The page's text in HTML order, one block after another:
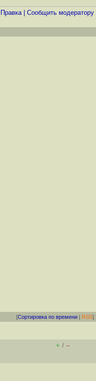
Правка| Cообщить модератору
[Сортировка по времени | RSS]
+ / –